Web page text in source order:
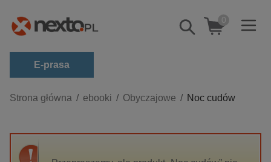
Pokaż/schowaj
wyszukiwarkę
0
E-prasa
Kategorie
Strona główna ebooki Obyczajowe Noc cudów